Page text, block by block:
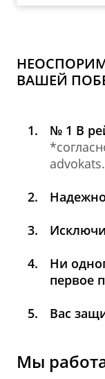
ВАШЕЙ
№ 1 В
Ни
первое
Вас
Мы